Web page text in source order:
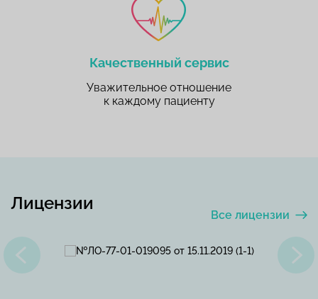
Качественный сервис
Уважительное отношение
к каждому пациенту
Лицензии
Все лицензии